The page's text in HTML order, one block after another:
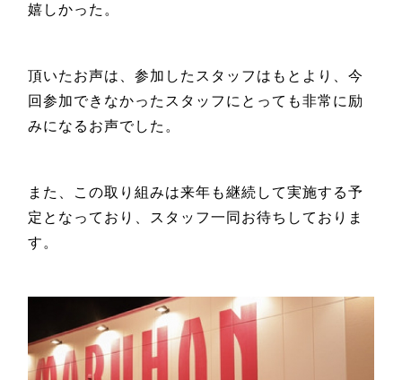
嬉しかった。
頂いたお声は、参加したスタッフはもとより、今
回参加できなかったスタッフにとっても非常に励
みになるお声でした。
また、この取り組みは来年も継続して実施する予
定となっており、スタッフ一同お待ちしておりま
す。